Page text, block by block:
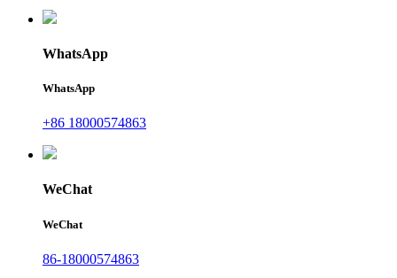
WhatsApp
WhatsApp
+86 18000574863
WeChat
WeChat
86-18000574863